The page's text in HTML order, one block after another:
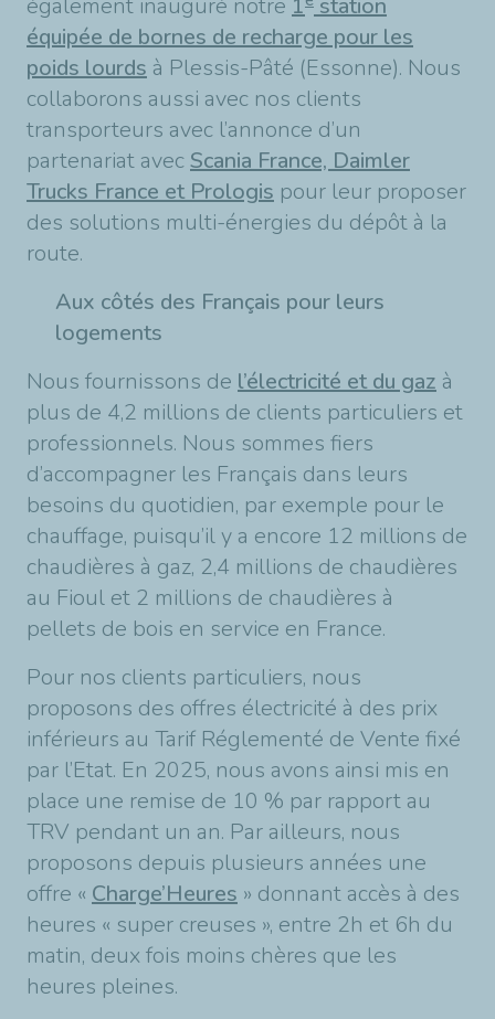
également inauguré notre 1 station
équipée de bornes de recharge pour les
poids lourds à Plessis-Pâté (Essonne). Nous
collaborons aussi avec nos clients
transporteurs avec l’annonce d’un
partenariat avecScania France, Daimler
Trucks France et Prologis pour leur proposer
des solutions multi-énergies du dépôt à la
route.
Aux côtés des Français pour leurs
logements
Nous fournissons de l’électricité et du gaz à
plus de 4,2 millions de clients particuliers et
professionnels. Nous sommes fiers
d’accompagner les Français dans leurs
besoins du quotidien, par exemple pour le
chauffage, puisqu’il y a encore 12 millions de
chaudières à gaz, 2,4 millions de chaudières
au Fioul et 2 millions de chaudières à
pellets de bois en service en France.
Pour nos clients particuliers, nous
proposons des offres électricité à des prix
inférieurs au Tarif Réglementé de Vente fixé
par l’Etat. En 2025, nous avons ainsi mis en
place une remise de 10 % par rapport au
TRV pendant un an. Par ailleurs, nous
proposons depuis plusieurs années une
offre « Charge’Heures » donnant accès à des
heures « super creuses », entre 2h et 6h du
matin, deux fois moins chères que les
heures pleines.